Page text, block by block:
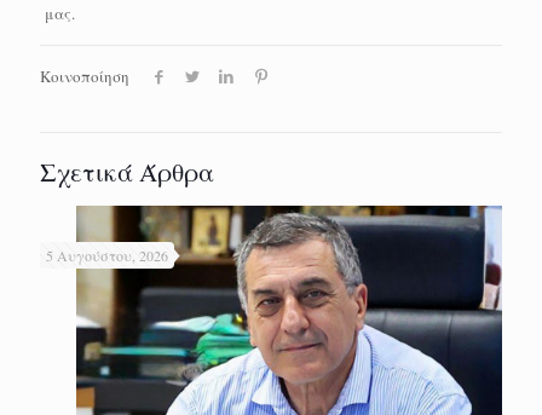
μας.
Κοινοποίηση
Σχετικά Άρθρα
5 Αυγούστου, 2026